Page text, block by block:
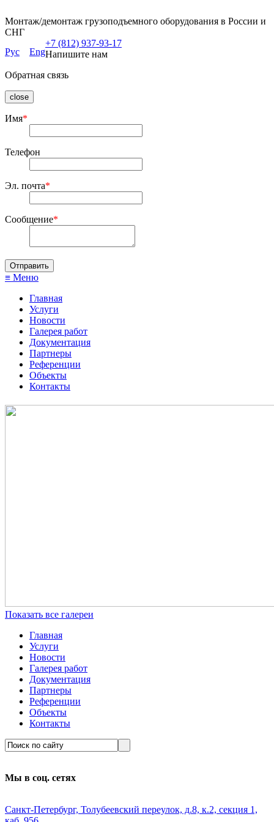
Монтаж/демонтаж грузоподъемного оборудования в России и
СНГ
Рус
Eng
+7 (812) 937-93-17
Напишите нам
Обратная связь
close
Имя*
Телефон
Эл. почта*
Сообщение*
≡ Меню
Главная
Услуги
Новости
Галерея работ
Документация
Партнеры
Референции
Объекты
Контакты
Показать все галереи
Главная
Услуги
Новости
Галерея работ
Документация
Партнеры
Референции
Объекты
Контакты
Мы в соц. сетях
Санкт-Петербург, Толубеевский переулок, д.8, к.2, секция 1,